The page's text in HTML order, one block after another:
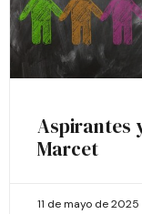
Aspirantes
Marcet
11 de mayo de 2025